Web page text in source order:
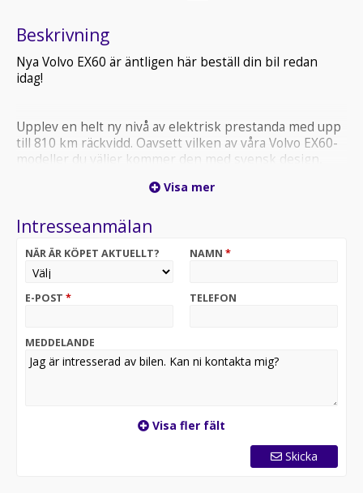
Beskrivning
Nya Volvo EX60 är äntligen här beställ din bil redan
idag!
Upplev en helt ny nivå av elektrisk prestanda med upp
till 810 km räckvidd. Oavsett vilken av våra Volvo EX60-
modeller du väljer kommer den med svensk design,
guida dig genom modeller, utrustningsnivåer och
direkt.
Framtiden är elektrisk. Framtiden är Volvo EX60.
Visa mer
Intresseanmälan
NÄR ÄR KÖPET AKTUELLT? NAMN *
E-POST * TELEFON
MEDDELANDE
Visa fler fält
Skicka